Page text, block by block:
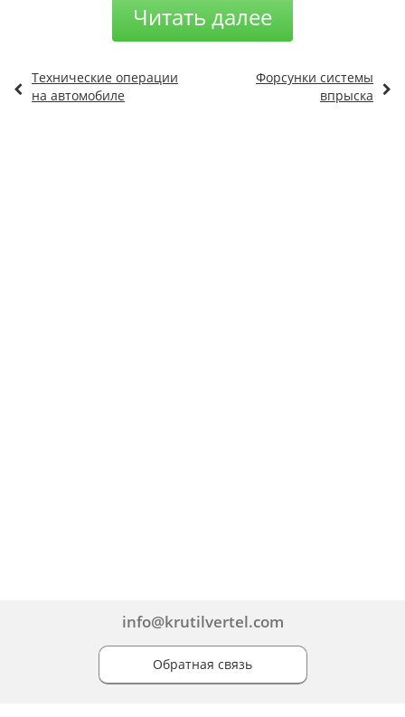
Читать далее
Технические операции
на автомобиле
Форсунки системы
впрыска
info@krutilvertel.com
Обратная связь